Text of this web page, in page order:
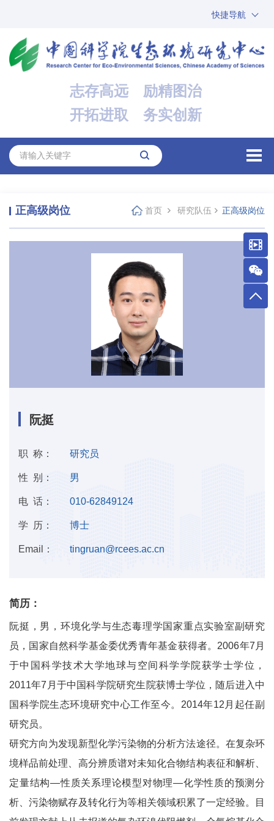
快捷导航
ARP
邮箱
志存高远 励精图治
开拓进取 务实创新
正高级岗位 首页 研究队伍 正高级岗位
阮挺
职 称： 研究员
性 别： 男
电 话： 010-62849124
学 历： 博士
Email： tingruan@rcees.ac.cn
简历：
阮挺，男，环境化学与生态毒理学国家重点实验室副研究
员，国家自然科学基金委优秀青年基金获得者。2006年7月
于中国科学技术大学地球与空间科学学院获学士学位，
2011年7月于中国科学院研究生院获博士学位，随后进入中
国科学院生态环境研究中心工作至今。2014年12月起任副
研究员。
研究方向为发现新型化学污染物的分析方法途径。在复杂环
境样品前处理、高分辨质谱对未知化合物结构表征和解析、
定量结构—性质关系理论模型对物理—化学性质的预测分
析、污染物赋存及转化行为等相关领域积累了一定经验。目